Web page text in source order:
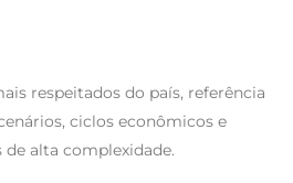
respeitados do país, referência
ciclos econômicos e
alta complexidade.